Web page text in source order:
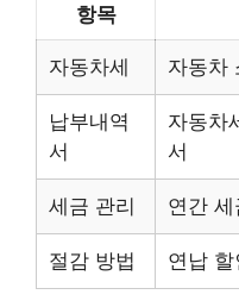
항목
자동차세 자동차
납부내역
서
자동차
서
세금 관리 연간
절감 방법 연납